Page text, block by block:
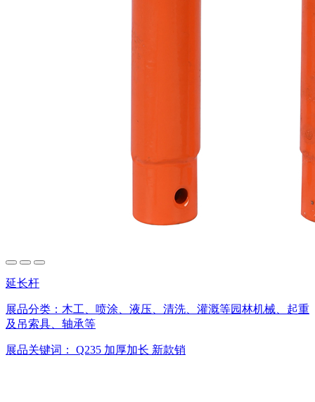
延长杆
展品分类： 木工、喷涂、液压、清洗、灌溉等园林机械、起重
及吊索具、轴承等
展品关键词： Q235 加厚加长 新款销